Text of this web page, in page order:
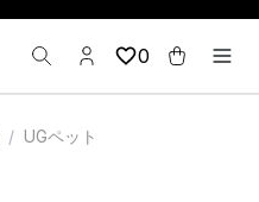
0
UGペット